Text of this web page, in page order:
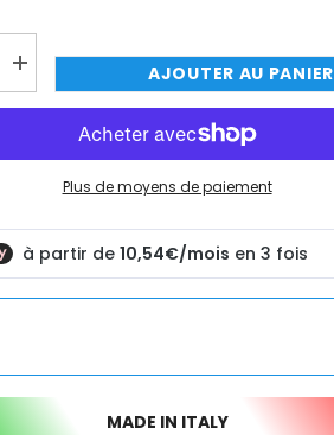
MAINTENANT
MAINTENANT
MAINTENANT
MAINTENANT
Augmenter
la
quantité
pivotant
parapluie
laiton
AJOUTER AU PANIER
Plus de moyens de paiement
MADE IN ITALY